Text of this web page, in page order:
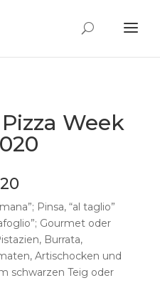
Week
Pinsa, “al taglio”
Gourmet oder
Burrata,
Artischocken und
schwarzen Teig oder